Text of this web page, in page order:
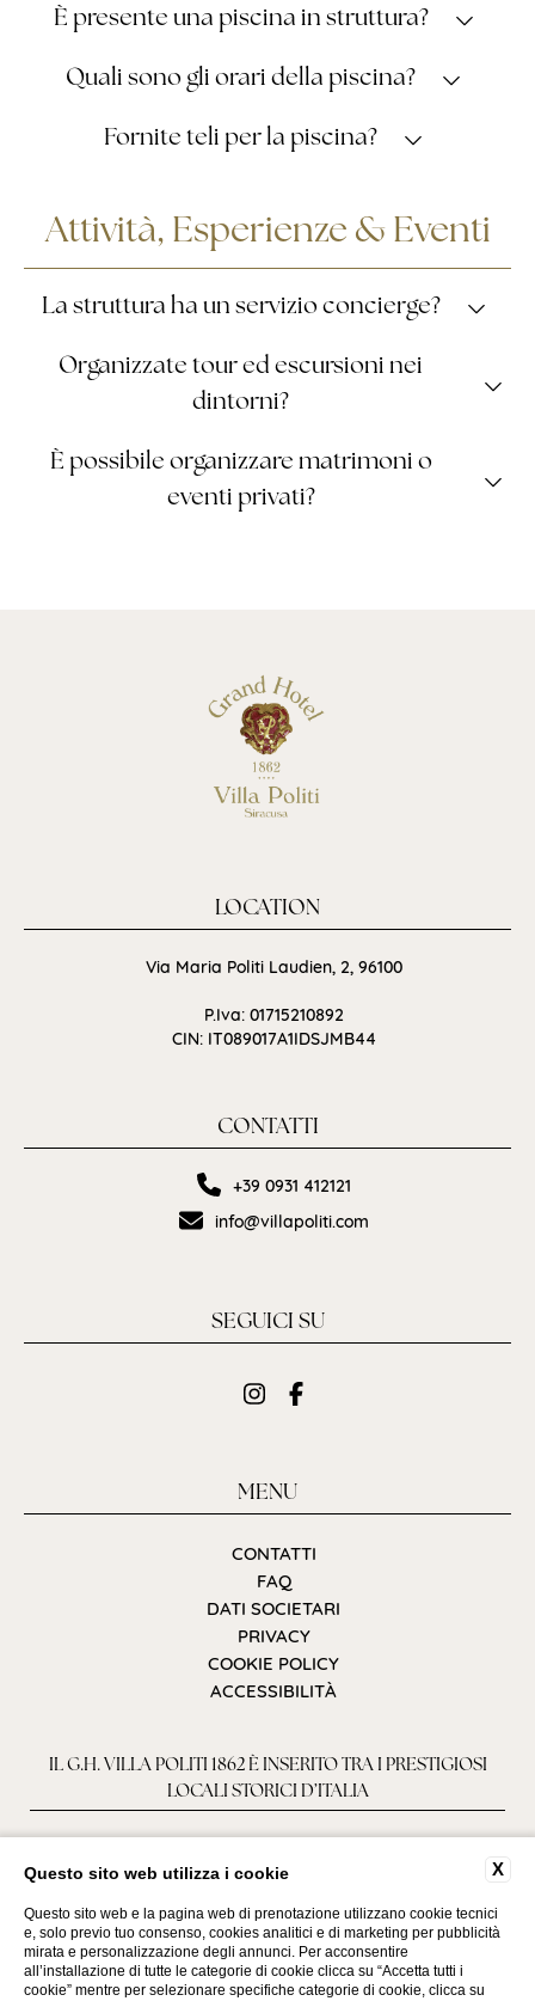
È presente una piscina in struttura?
Sì, disponibile da aprile a ottobre.
SCOPRI DI PIÙ
Quali sono gli orari della piscina?
Dalle ore 10:00 alle ore 19:00.
Fornite teli per la piscina?
ricavato viene devoluto in beneficenza.
Attività, Esperienze & Eventi
La struttura ha un servizio concierge?
Sì.
Organizzate tour ed escursioni nei
dintorni?
Sì, su richiesta e con un preavviso di almeno 24 ore, in
collaborazione con qualificati partner locali.
È possibile organizzare matrimoni o
eventi privati?
LOCATION
Via Maria Politi Laudien, 2, 96100
P.Iva: 01715210892
CIN: IT089017A1IDSJMB44
CONTATTI
+39 0931 412121
info@villapoliti.com
SEGUICI SU
MENU
CONTATTI
FAQ
DATI SOCIETARI
PRIVACY
COOKIE POLICY
ACCESSIBILITÀ
IL G.H. VILLA POLITI 1862 È INSERITO TRA I PRESTIGIOSI
LOCALI STORICI D’ITALIA
X
Questo sito web utilizza i cookie
Questo sito web e la pagina web di prenotazione utilizzano cookie tecnici
e, solo previo tuo consenso, cookies analitici e di marketing per pubblicità
mirata e personalizzazione degli annunci. Per acconsentire
all’installazione di tutte le categorie di cookie clicca su “Accetta tutti i
cookie” mentre per selezionare specifiche categorie di cookie, clicca su